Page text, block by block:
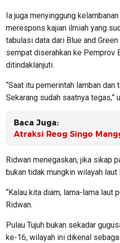
Ia juga menyinggung
merespons kajian ilmiah yang
tabulasi data dari Blue and
sempat diserahkan ke Pemprov
ditindaklanjuti.
“Saat itu pemerintah lamban dan
Sekarang sudah saatnya tegas,”
Baca Juga:
Atraksi Reog Singo
Ridwan menegaskan, jika sikap
bukan tidak mungkin wilayah
“Kalau kita diam, lama-lama laut
Ridwan.
Pulau Tujuh bukan sekadar
ke-16, wilayah ini dikenal